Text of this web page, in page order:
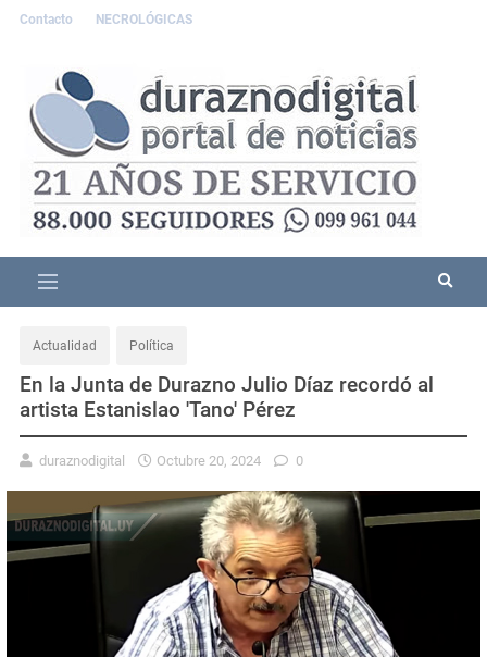
Contacto NECROLÓGICAS
Actualidad Política
En la Junta de Durazno Julio Díaz recordó al
artista Estanislao 'Tano' Pérez
duraznodigital Octubre 20, 2024 0